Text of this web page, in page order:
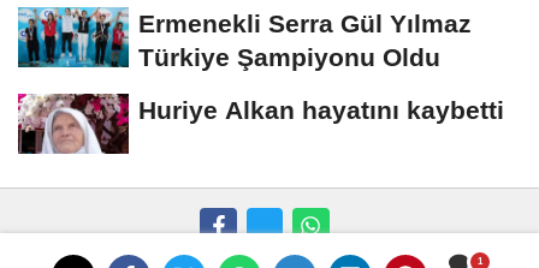
Ermenekli Serra Gül Yılmaz
Türkiye Şampiyonu Oldu
Huriye Alkan hayatını kaybetti